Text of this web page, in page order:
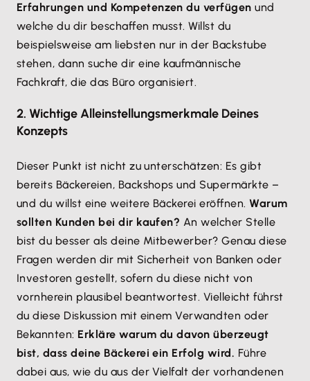
Erfahrungen und Kompetenzen du verfügen und
welche du dir beschaffen musst. Willst du
beispielsweise am liebsten nur in der Backstube
stehen, dann suche dir eine kaufmännische
Fachkraft, die das Büro organisiert.
2. Wichtige Alleinstellungsmerkmale Deines
Konzepts
Dieser Punkt ist nicht zu unterschätzen: Es gibt
bereits Bäckereien, Backshops und Supermärkte –
und du willst eine weitere Bäckerei eröffnen.Warum
sollten Kunden bei dir kaufen? An welcher Stelle
bist du besser als deine Mitbewerber? Genau diese
Fragen werden dir mit Sicherheit von Banken oder
Investoren gestellt, sofern du diese nicht von
vornherein plausibel beantwortest. Vielleicht führst
du diese Diskussion mit einem Verwandten oder
Bekannten: Erkläre warum du davon überzeugt
bist, dass deine Bäckerei ein Erfolg wird. Führe
dabei aus, wie du aus der Vielfalt der vorhandenen